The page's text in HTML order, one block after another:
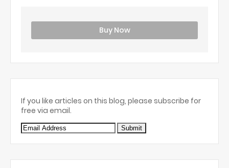
Buy Now
If you like articles on this blog, please subscribe for
free via email.